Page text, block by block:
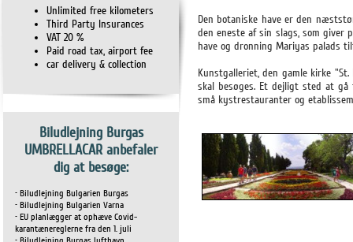
Unlimited free kilometers
Third Party Insurances
VAT 20 %
Paid road tax, airport fee
car delivery & collection
Biludlejning Burgas
UMBRELLACAR anbefaler
dig at besøge:
• Biludlejning Bulgarien Burgas
• Biludlejning Bulgarien Varna
• EU planlægger at ophæve Covid-
karantænereglerne fra den 1. juli
Den botaniske have er den
den eneste af sin slags, som giver
have og dronning Mariyas palads
Kunstgalleriet, den gamle kirke
skal besøges. Et dejligt sted at
små kystrestauranter og